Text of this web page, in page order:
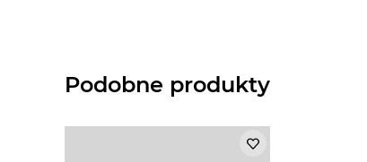
Podobne produkty